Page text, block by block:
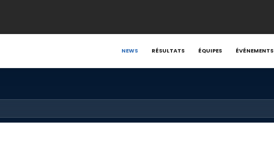
NEWS RÉSULTATS ÉQUIPES ÉVÉNEMENTS